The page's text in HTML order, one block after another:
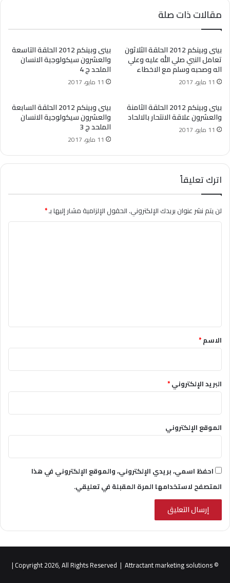
مقالات ذات صلة
بينى وبينكم 2012 الحلقة الثلاثون
تعامل النبي صلي الله عليه وعلي
اله وصحبه وسلم مع الاخطاء
11 مايو، 2017
بينى وبينكم 2012 الحلقة التاسعة
والعشرون سيكولوجية الانسان
الملحد ج 4
11 مايو، 2017
بينى وبينكم 2012 الحلقة الثامنة
والعشرون علاقة الانتحار بالالحاد
11 مايو، 2017
بينى وبينكم 2012 الحلقة السابعة
والعشرون سيكولوجية الانسان
الملحد ج 3
11 مايو، 2017
اترك تعليقاً
لن يتم نشر عنوان بريدك الإلكتروني.الحقول الإلزامية مشار إليها بـ*
*الاسم*
البريد الإلكتروني*
الموقع الإلكتروني
احفظ اسمي، بريدي الإلكتروني، والموقع الإلكتروني في هذا
المتصفح لاستخدامها المرة المقبلة في تعليقي.
© Copyright 2026, All Rights Reserved |
Attractant marketing solutions
|